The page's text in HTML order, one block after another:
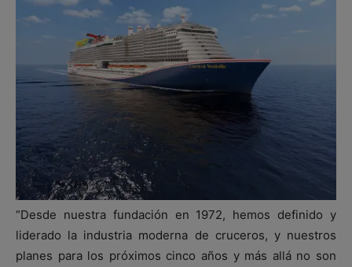
“Desde nuestra fundación en 1972, hemos definido y
liderado la industria moderna de cruceros, y nuestros
planes para los próximos cinco años y más allá no son